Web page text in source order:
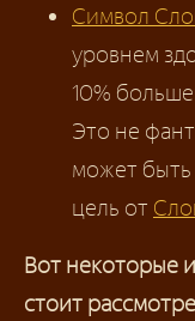
Символ
уровнем
10%
Это не
может
цель от
Вот некоторые
стоит